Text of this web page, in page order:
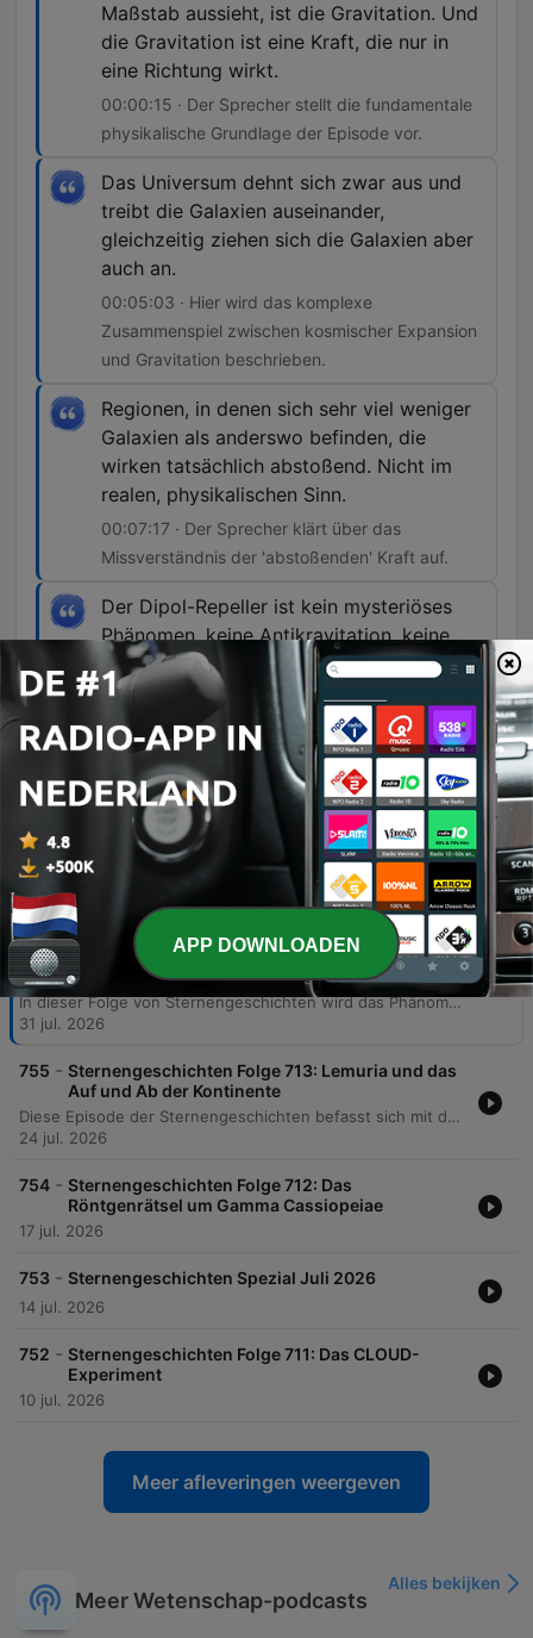
Maßstab aussieht, ist die Gravitation. Und
die Gravitation ist eine Kraft, die nur in
eine Richtung wirkt.
00:00:15 · Der Sprecher stellt die fundamentale
physikalische Grundlage der Episode vor.
Das Universum dehnt sich zwar aus und
treibt die Galaxien auseinander,
gleichzeitig ziehen sich die Galaxien aber
auch an.
00:05:03 · Hier wird das komplexe
Zusammenspiel zwischen kosmischer Expansion
und Gravitation beschrieben.
Regionen, in denen sich sehr viel weniger
Galaxien als anderswo befinden, die
wirken tatsächlich abstoßend. Nicht im
realen, physikalischen Sinn.
00:07:17 · Der Sprecher klärt über das
Missverständnis der 'abstoßenden' Kraft auf.
Der Dipol-Repeller ist kein mysteriöses
Phänomen, keine Antikravitation, keine
abstoßende Kraft, sondern eine große
Leere im lokalen Universum.
00:08:58 · Dies ist die abschließende
Zusammenfassung der wissenschaftlichen
Erkenntnis.
Afleveringen
756 - Sternengeschichten Folge 714: Der Dipole
Repeller und die abstoßende Region im
Universum
In dieser Folge von Sternengeschichten wird das Phänomen des Dipol-Repellers untersucht. Anhand einer wissenschaftlichen Arbeit von Jehuda Hoffmann und seinem Team wird erläutert, dass die vermeintliche abstoßende Kraft im Universum kein Beweis für Antigravitation ist, sondern ein Resultat der großräumigen Bewegung von Galaxien in einem mitbewegten Koordinatensystem. Die Episode beleuchtet das Zusammenspiel zwischen massereichen Strukturen wie dem Shapley-Superhaufen und den leeren Regionen, den sogenannten Voids. Der Podcast erklärt die mathematische Methode, durch die die Expansion des Universums aus den Galaxienbewegungen herausgerechnet wird, um die zugrunde liegenden Gravitationsmuster sichtbar zu machen. Dabei wird verdeutlicht, wie die Entdeckung von unterdichten Regionen wie dem Dipol-Repeller dazu beiträgt, die Dynamik unseres kosmischen Nachbarschaftsraums und die Struktur des Superhaufens Laniakeia besser zu verstehen.
31 jul. 2026
755 - Sternengeschichten Folge 713: Lemuria und das
Auf und Ab der Kontinente
Diese Episode der Sternengeschichten befasst sich mit der wissenschaftshistorischen Bedeutung der Lemuria-Hypothese und dem Wandel unseres Verständnisses der Erddynamik. Der Podcast erläutert, wie die Beobachtung biologischer Verwandtschaften zwischen Arten auf weit entfernten Inseln im 19. Jahrhundert zur Theorie versunkener Landbrücken führte, bevor die Entdeckung der Plattentektonik das Konzept des Fixismus ablöste. Dabei wird auch beleuchtet, wie wissenschaftliche Spekulationen über einen versunkenen Kontinent von esoterischen Bewegungen wie der Theosophie aufgegriffen und in Richtung Science-Fiction und Fantasy transformiert wurden. Die Erzählung schließt mit einem Ausblick auf die Bedeutung tektonischer Prozesse für die Habitabilität von Planeten im Sonnensystem und darüber hinaus.
24 jul. 2026
754 - Sternengeschichten Folge 712: Das
Röntgenrätsel um Gamma Cassiopeiae
17 jul. 2026
753 - Sternengeschichten Spezial Juli 2026
14 jul. 2026
752 - Sternengeschichten Folge 711: Das CLOUD-
Experiment
10 jul. 2026
Meer afleveringen weergeven
Meer Wetenschap-podcasts
Alles bekijken
APP DOWNLOADEN